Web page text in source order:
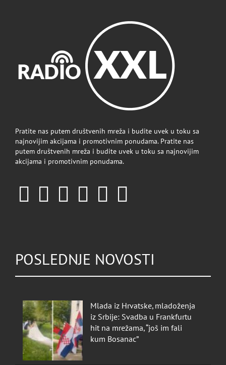
Pratite nas putem društvenih mreža i budite uvek u toku sa
najnovijim akcijama i promotivnim ponudama. Pratite nas
putem društvenih mreža i budite uvek u toku sa najnovijim
akcijama i promotivnim ponudama.
POSLEDNJE NOVOSTI
Mlada iz Hrvatske, mladoženja
iz Srbije: Svadba u Frankfurtu
hit na mrežama, “još im fali
kum Bosanac”